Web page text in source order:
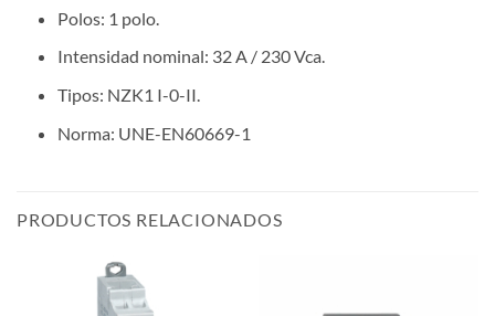
Polos: 1 polo.
Intensidad nominal: 32 A / 230 Vca.
Tipos: NZK1 I-0-II.
Norma: UNE-EN60669-1
PRODUCTOS RELACIONADOS